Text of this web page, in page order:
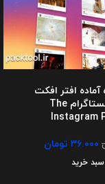
آماده افتر افکت
تبلیغات اینستاگرام The
Instagram
۳۶.۰۰۰ تومان
خرید